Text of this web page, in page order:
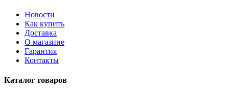
Новости
Как купить
Доставка
О магазине
Гарантия
Контакты
Каталог товаров